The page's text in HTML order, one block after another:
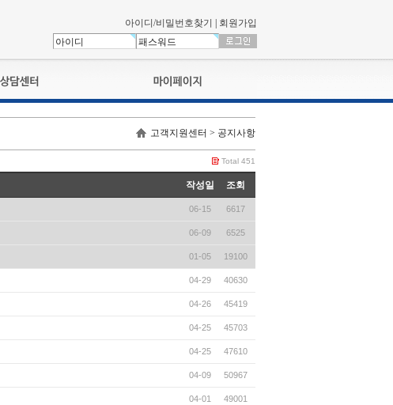
아이디/비밀번호찾기 회원가입
상담접수
나의신청내역
교육영상강의실
회원정보
나의 신청비
나의활동내역
나의 연회비
고객지원센터 > 공지사항
Total 451
작성일 조회
06-15 6617
06-09 6525
01-05 19100
04-29 40630
04-26 45419
04-25 45703
04-25 47610
04-09 50967
04-01 49001